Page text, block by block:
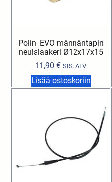
Polini EVO männäntapin
neulalaakeri Ø12x17x15
11,90€ SIS. ALV
Lisää ostoskoriin